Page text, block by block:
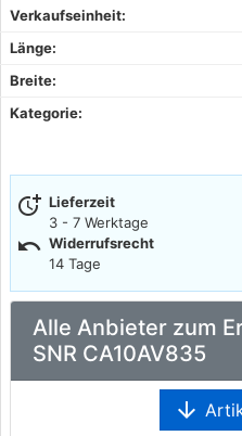
Verkaufseinheit:
Länge:
Breite:
Kategorie:
more_time Lieferzeit
3 - 7 Werktage
undo Widerrufsrecht
14 Tage
Alle Anbieter zum
SNR CA10AV835
arrow_downward